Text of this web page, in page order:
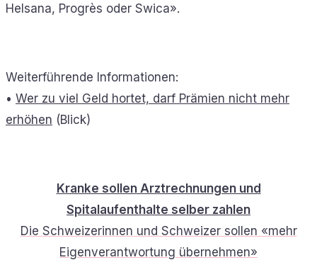
Helsana, Progrès oder Swica».
Weiterführende Informationen:
• Wer zu viel Geld hortet, darf Prämien nicht mehr
erhöhen (Blick)
Kranke sollen Arztrechnungen und
Spitalaufenthalte selber zahlen
Die Schweizerinnen und Schweizer sollen «mehr
Eigenverantwortung übernehmen»